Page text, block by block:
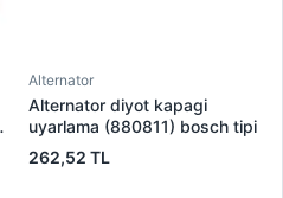
Alternator
Alternator diyot kapagi
uyarlama (880811) bosch tipi
262,52 TL